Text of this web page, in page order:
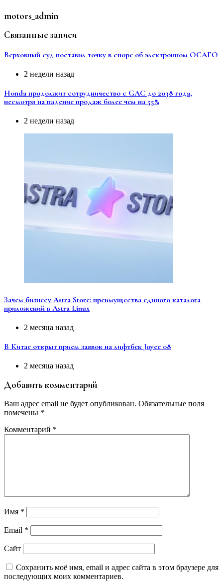
motors_admin
Связанные записи
Верховный суд поставил точку в споре об электронном ОСАГО
2 недели назад
Honda продолжит сотрудничество с GAC до 2038 года,
несмотря на падение продаж более чем на 55%
2 недели назад
Зачем бизнесу Astra Store: преимущества единого каталога
приложений в Astra Linux
2 месяца назад
В Китае открыт прием заявок на лифтбек Joyee 08
2 месяца назад
Добавить комментарий
Ваш адрес email не будет опубликован. Обязательные поля
помечены *
Комментарий *
Имя *
Email *
Сайт
Сохранить моё имя, email и адрес сайта в этом браузере для
последующих моих комментариев.